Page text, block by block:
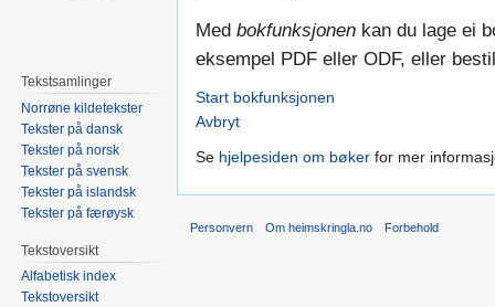
Hopp
til
Hopp
til
Med bokfunksjonen kan du lage ei
eksempel PDF eller ODF, eller
Start bokfunksjonen
Avbryt
Se hjelpesiden om bøker for mer
Tekstsamlinger
Norrøne kildetekster
Tekster på dansk
Tekster på norsk
Tekster på svensk
Tekster på islandsk
Tekster på færøysk
Tekstoversikt
Alfabetisk index
Tekstoversikt
Personvern Om heimskringla.no Forbehold